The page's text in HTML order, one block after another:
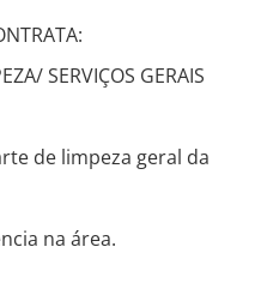
SERVIÇOS GERAIS
de limpeza geral da
na área.